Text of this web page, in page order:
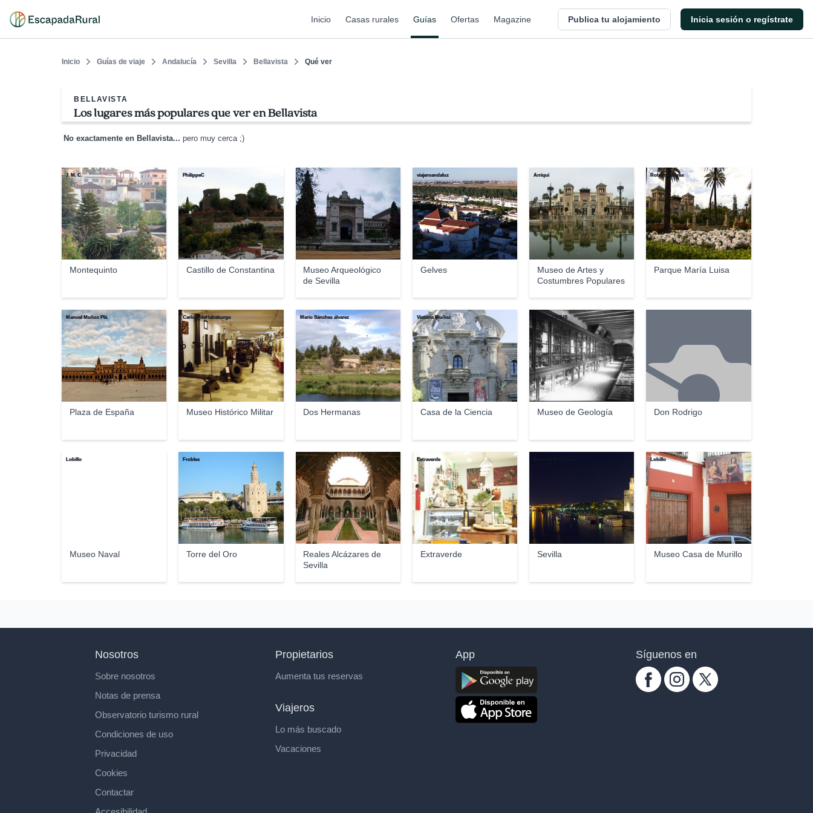
Inicio Casas rurales Guías Ofertas Magazine Publica tu alojamiento Inicia sesión o regístrate
Inicio Guías de viaje Andalucía Sevilla Bellavista Qué ver
BELLAVISTA
Los lugares más populares que ver en Bellavista
No exactamente en Bellavista... pero muy cerca ;)
Montequinto
J. M. C.
Castillo de Constantina
PhilippeC
Museo Arqueológico
de Sevilla
Anual
Gelves
viajeroandaluz
Museo de Artes y
Costumbres Populares
Arriqui
Parque María Luisa
Roberta Morea
Plaza de España
Manuel Muñoz Plá
Museo Histórico Militar
CarlosVdeHabsburgo
Dos Hermanas
Mario Sánchez álvarez
Casa de la Ciencia
Victoria Muñoz
Museo de Geología
Becario CITIUS
Don Rodrigo
Museo Naval
Lobillo
Torre del Oro
Frobles
Reales Alcázares de
Sevilla
Cat
Extraverde
Extraverde
Sevilla Museo Casa de Murillo
Lobillo
Nosotros
Sobre nosotros
Notas de prensa
Observatorio turismo rural
Condiciones de uso
Privacidad
Cookies
Contactar
Propietarios
Aumenta tus reservas
Viajeros
Lo más buscado
Vacaciones
App Síguenos en